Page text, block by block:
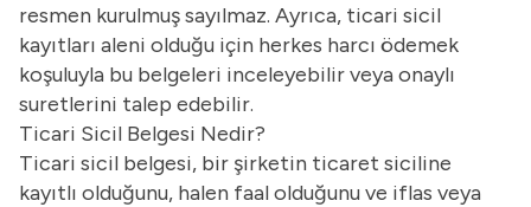
resmen kurulmuş sayılmaz. Ayrıca, ticari sicil
kayıtları aleni olduğu için herkes harcı ödemek
koşuluyla bu belgeleri inceleyebilir veya onaylı
suretlerini talep edebilir.
Ticari Sicil Belgesi Nedir?
Ticari sicil belgesi, bir şirketin ticaret siciline
kayıtlı olduğunu, halen faal olduğunu ve iflas veya